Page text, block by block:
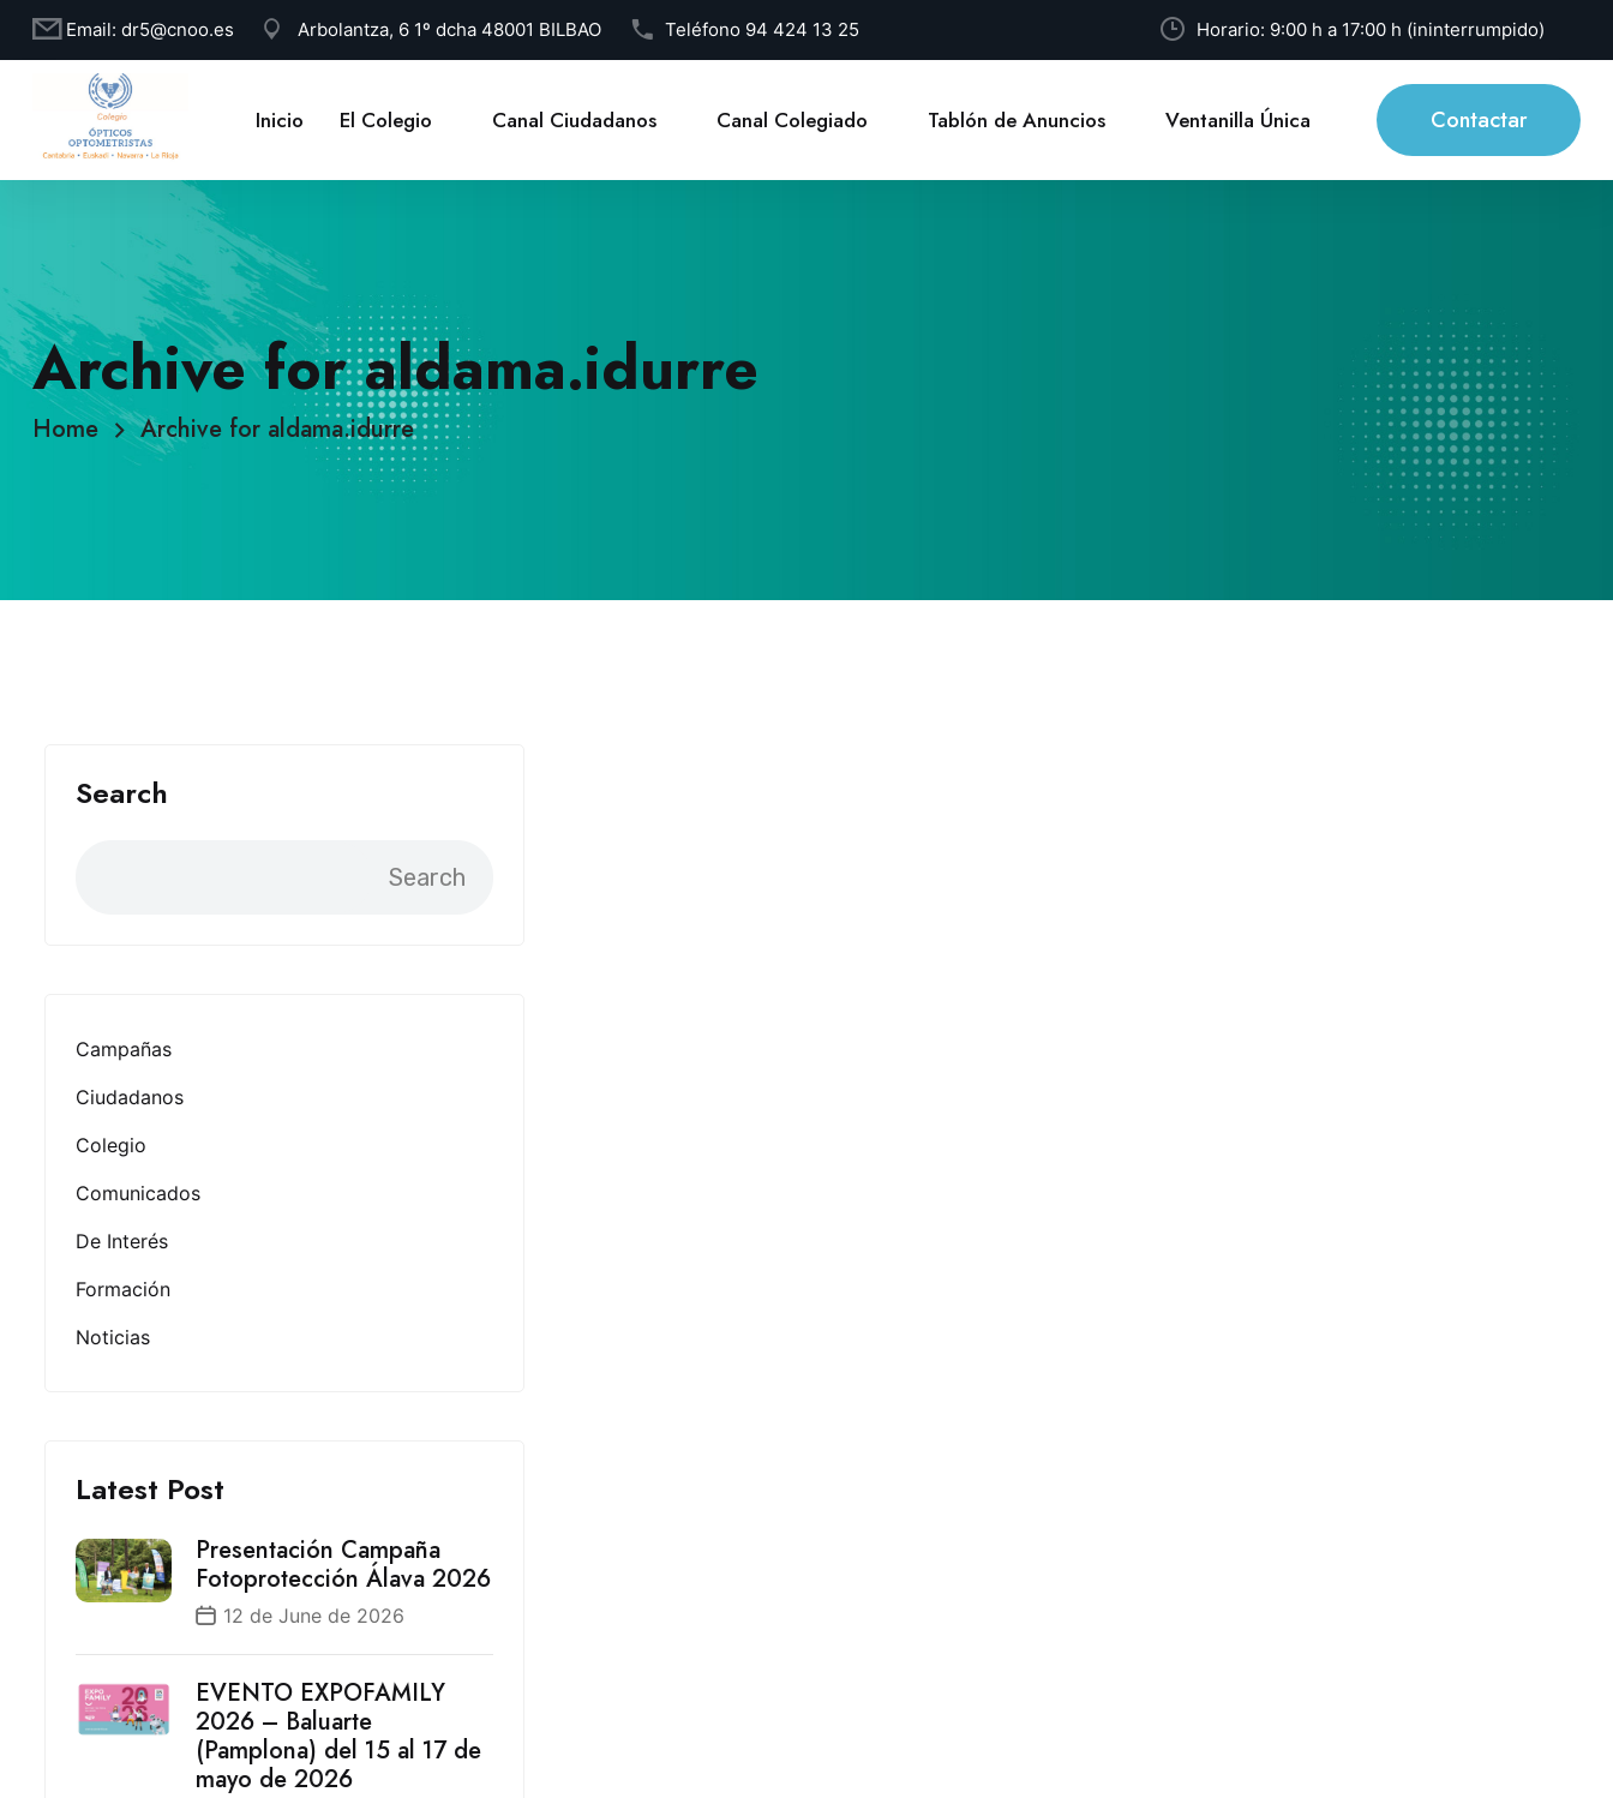
Email: dr5@cnoo.es Arbolantza, 6 1º dcha 48001 BILBAO Teléfono 94 424 13 25 Horario: 9:00 h a 17:00 h (ininterrumpido)
Inicio El Colegio Canal Ciudadanos Canal Colegiado Tablón de Anuncios Ventanilla Única Contactar
Archive for aldama.idurre
Home Archive for aldama.idurre
Search
Search
Campañas
Ciudadanos
Colegio
Comunicados
De Interés
Formación
Noticias
Latest Post
Presentación Campaña
Fotoprotección Álava 2026
12 de June de 2026
EVENTO EXPOFAMILY
2026 – Baluarte
(Pamplona) del 15 al 17 de
mayo de 2026